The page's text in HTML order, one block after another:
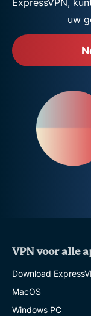
ExpressVPN,
uw
VPN voor alle
Download
MacOS
Windows PC